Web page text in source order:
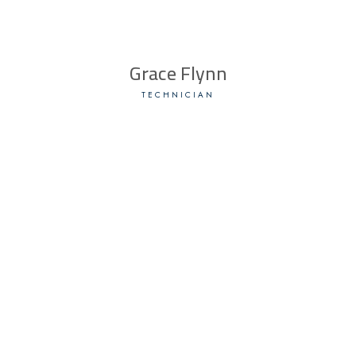
Grace Flynn
TECHNICIAN